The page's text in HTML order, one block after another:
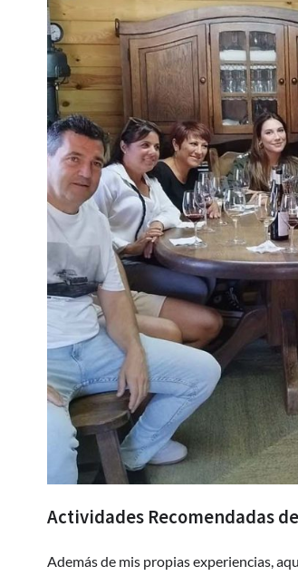
Actividades Recomendadas
Además de mis propias experiencias,